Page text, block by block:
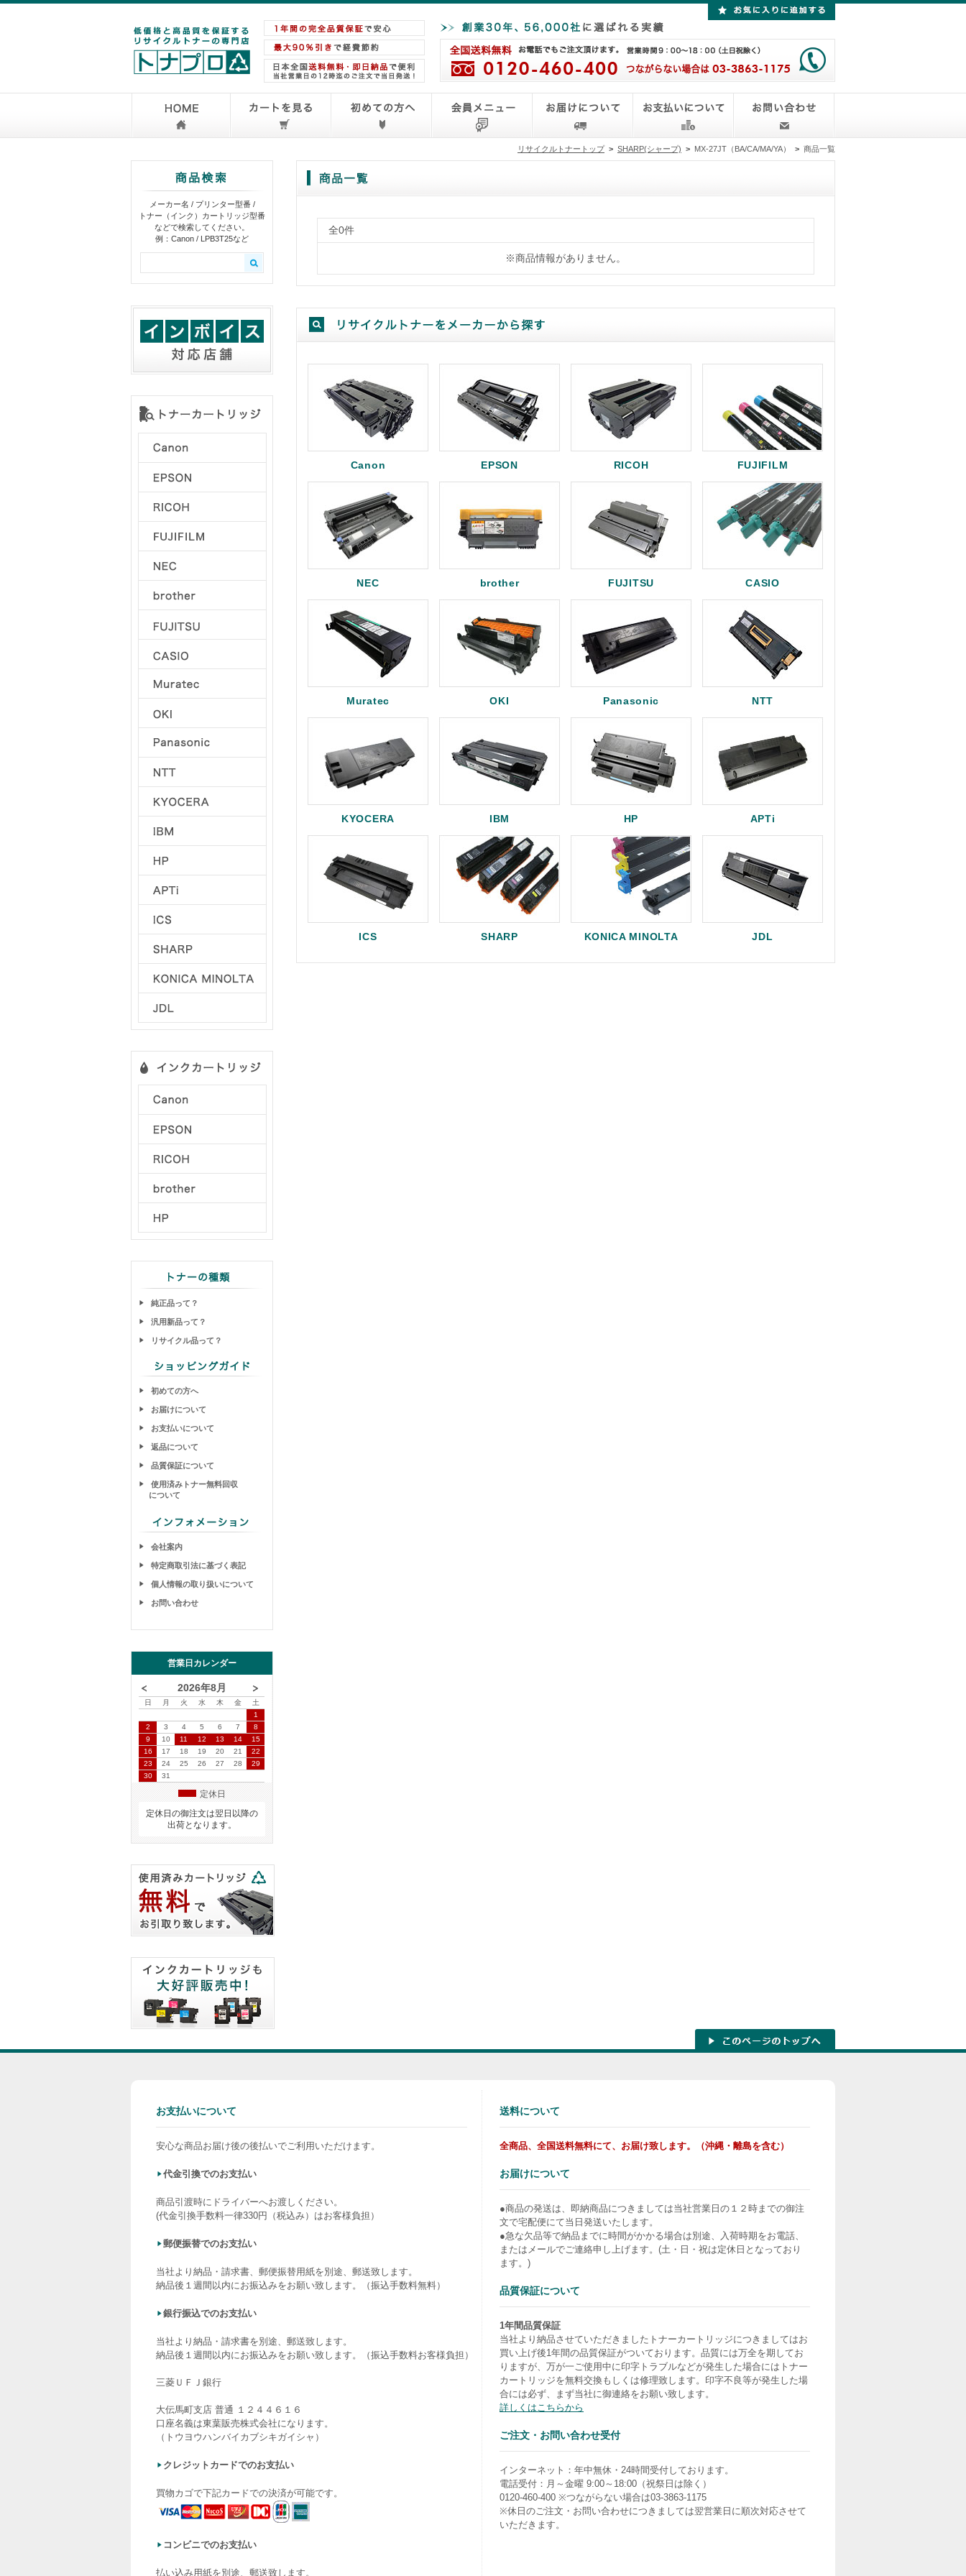
リサイクルトナートップ > SHARP(シャープ) > MX-27JT（BA/CA/MA/YA） > 商品一覧
メーカー名 / プリンター型番 /
トナー（インク）カートリッジ型番
などで検索してください。
例：Canon / LPB3T25など
純正品って？
汎用新品って？
リサイクル品って？
初めての方へ
お届けについて
お支払いについて
返品について
品質保証について
使用済みトナー無料回収
について
会社案内
特定商取引法に基づく表記
個人情報の取り扱いについて
お問い合わせ
営業日カレンダー
2026年8月
日 月 火 水 木 金
土
1
2
3 4 5 6 7
8
9
10 11 12 13 14
15
16
17 18 19 20 21
22
23
24 25 26 27 28
29
30
31
定休日
定休日の御注文は翌日以降の
出荷となります。
全0件
※商品情報がありません。
Canon EPSON RICOH FUJIFILM
NEC brother FUJITSU CASIO
Muratec OKI Panasonic NTT
KYOCERA IBM HP APTi
ICS SHARP KONICA MINOLTA JDL
お支払いについて
安心な商品お届け後の後払いでご利用いただけます。
代金引換でのお支払い
商品引渡時にドライバーへお渡しください。
(代金引換手数料一律330円（税込み）はお客様負担）
郵便振替でのお支払い
当社より納品・請求書、郵便振替用紙を別途、郵送致します。
納品後１週間以内にお振込みをお願い致します。（振込手数料無料）
銀行振込でのお支払い
当社より納品・請求書を別途、郵送致します。
納品後１週間以内にお振込みをお願い致します。（振込手数料お客様負担）
三菱ＵＦＪ銀行
大伝馬町支店 普通 １２４４６１６
口座名義は東葉販売株式会社になります。
（トウヨウハンバイカブシキガイシャ）
クレジットカードでのお支払い
買物カゴで下記カードでの決済が可能です。
コンビニでのお支払い
払い込み用紙を別途、郵送致します。
送料について
全商品、全国送料無料にて、お届け致します。（沖縄・離島を含む）
お届けについて
●商品の発送は、即納商品につきましては当社営業日の１２時までの御注
文で宅配便にて当日発送いたします。
●急な欠品等で納品までに時間がかかる場合は別途、入荷時期をお電話、
またはメールでご連絡申し上げます。(土・日・祝は定休日となっており
ます。)
品質保証について
1年間品質保証
当社より納品させていただきましたトナーカートリッジにつきましてはお
買い上げ後1年間の品質保証がついております。品質には万全を期してお
りますが、万が一ご使用中に印字トラブルなどが発生した場合にはトナー
カートリッジを無料交換もしくは修理致します。印字不良等が発生した場
合には必ず、まず当社に御連絡をお願い致します。
詳しくはこちらから
ご注文・お問い合わせ受付
インターネット：年中無休・24時間受付しております。
電話受付：月～金曜 9:00～18:00（祝祭日は除く）
0120-460-400 ※つながらない場合は03-3863-1175
※休日のご注文・お問い合わせにつきましては翌営業日に順次対応させて
いただきます。